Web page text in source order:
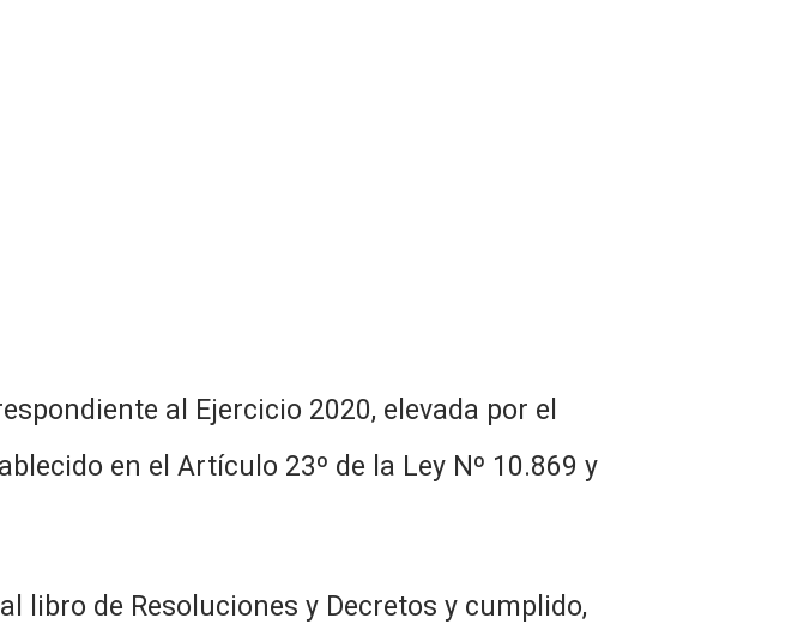
al Ejercicio 2020, elevada por el
en el Artículo 23º de la Ley Nº 10.869 y
libro de Resoluciones y Decretos y cumplido,